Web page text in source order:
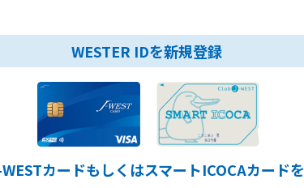
WESTER IDを新規登録
カードもしくはスマートICOCAカードを